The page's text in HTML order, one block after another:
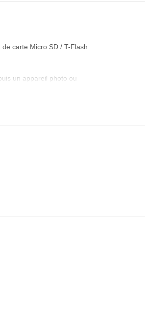
de carte Micro SD / T-Flash
un appareil photo ou